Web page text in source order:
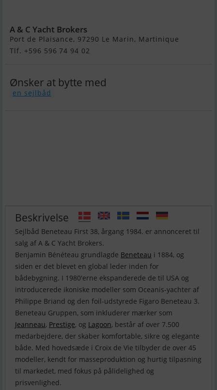
A & C Yacht Brokers
Port de Plaisance, 97290 Le Marin, Martinique
Tlf. +596 596 74 94 02
Ønsker at bytte med
en sejlbåd
Beskrivelse
Sejlbåd Beneteau First 38, årgang 1984. er annonceret til
salg af A & C Yacht Brokers.
Benjamin Bénéteau grundlagde Beneteau i 1884, og
siden er det blevet en global leder inden for
bådebygning. I 1980'erne ekspanderede de til USA og
introducerede ikoniske modeller som Oceanis-yachter af
Philippe Briand og den foil-udstyrede Figaro Beneteau 3.
Beneteau Gruppen, som inkluderer mærker som
Jeanneau, Prestige, og Lagoon, består af over 7.500
medarbejdere, der skaber komfortable, sikre og elegante
både. Med hovedsæde i Croix de Vie tilbyder de over 45
modeller, kendt for masseproduktion og hurtig tilpasning
til markedet, med fokus på pålidelighed og
prisvenlighed.